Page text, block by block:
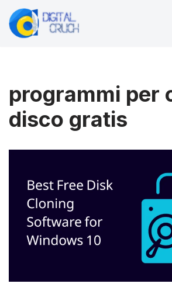
Vai
programmi per
disco gratis